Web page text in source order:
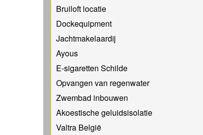
Bruiloft locatie
Dockequipment
Jachtmakelaardij
Ayous
E-sigaretten Schilde
Opvangen van regenwater
Zwembad inbouwen
Akoestische geluidsisolatie
Valtra België